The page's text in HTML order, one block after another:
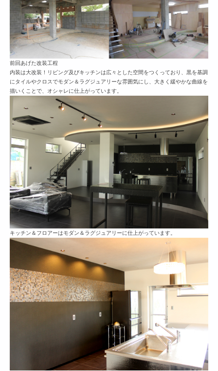
前回あげた改装工程
内装は大改装！リビング及びキッチンは広々とした空間をつくっており、黒を基調
にタイルやクロスでモダン＆ラグジュアリーな雰囲気にし、大きく緩やかな曲線を
描いくことで、オシャレに仕上がっています。
キッチン＆フロアーはモダン＆ラグジュアリーに仕上がっています。